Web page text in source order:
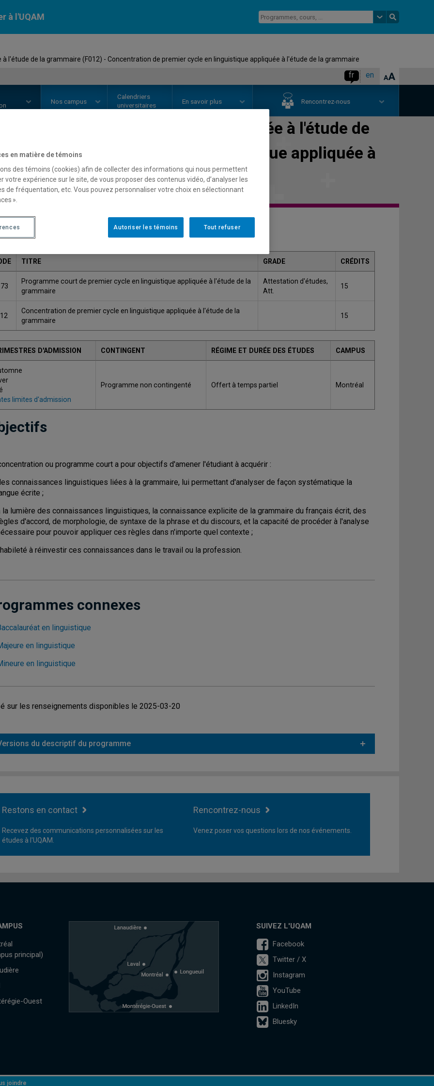
à l'UQAM
l'étude de la grammaire (F012) - Concentration de premier cycle en linguistique appliquée à l'étude de la grammaire
fr en
Nos campus
Calendriers
universitaires
En savoir plus Rencontrez-nous
linguistique appliquée à l'étude de
de premier cycle en
linguistique appliquée à
l'étude de la grammaire
TITRE GRADE CRÉDITS
Programme court de premier cycle en linguistique appliquée à l'étude de la
grammaire
Attestation d'études,
Att.
15
Concentration de premier cycle en linguistique appliquée à l'étude de la
grammaire
15
D'ADMISSION CONTINGENT RÉGIME ET DURÉE DES ÉTUDES CAMPUS
limites d'admission
Programme non contingenté Offert à temps partiel Montréal
ou programme court a pour objectifs d'amener l'étudiant à acquérir :
connaissances linguistiques liées à la grammaire, lui permettant d'analyser de façon systématique la
écrite ;
la lumière des connaissances linguistiques, la connaissance explicite de la grammaire du français écrit, des
d'accord, de morphologie, de syntaxe de la phrase et du discours, et la capacité de procéder à l'analyse
pour pouvoir appliquer ces règles dans n'importe quel contexte ;
à réinvestir ces connaissances dans le travail ou la profession.
connexes
en linguistique
en linguistique
en linguistique
sur les renseignements disponibles le 2025-03-20
du descriptif du programme
Restons en contact
Recevez des communications personnalisées sur les
études à l'UQAM.
Rencontrez-nous
Venez poser vos questions lors de nos événements.
principal)
Ouest
SUIVEZ L'UQAM
Facebook
Twitter / X
Instagram
YouTube
LinkedIn
Bluesky
joindre
en matière de témoins
des témoins (cookies) afin de collecter des informations qui nous permettent
votre expérience sur le site, de vous proposer des contenus vidéo, d’analyser les
de fréquentation, etc. Vous pouvez personnaliser votre choix en sélectionnant
».
Tout refuser
Autoriser les témoins